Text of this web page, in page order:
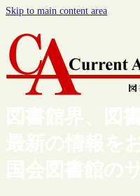
Skip to main content area
図書館界、図
最新の情報を
国会図書館の